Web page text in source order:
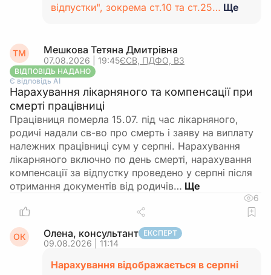
відпустки", зокрема ст.10 та ст.25… Ще
ТМ Мешкова Тетяна Дмитрівна
07.08.2026 | 19:45ЄСВ, ПДФО, ВЗ
ВІДПОВІДЬ НАДАНО
Є відповідь АІ
Нарахування лікарняного та компенсації при
смерті працівниці
Працівниця померла 15.07. під час лікарняного,
родичі надали св-во про смерть і заяву на виплату
належних працівниці сум у серпні. Нарахування
лікарняного включно по день смерті, нарахування
компенсації за відпустку проведено у серпні після
отримання документів від родичів…
6
ОК Олена, консультант ЕКСПЕРТ
09.08.2026 | 11:14
Нарахування відображається в серпні